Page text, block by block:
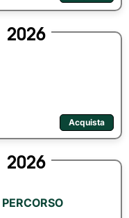
2026
Acquista
2026